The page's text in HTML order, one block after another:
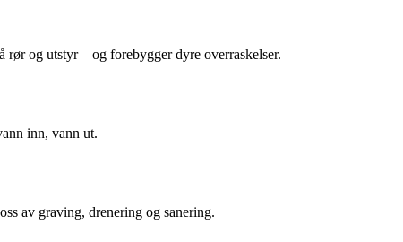
og utstyr – og forebygger dyre overraskelser.
inn, vann ut.
av graving, drenering og sanering.